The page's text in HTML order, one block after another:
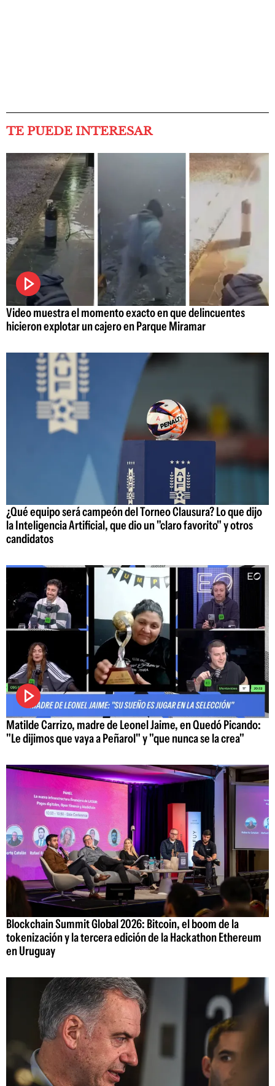
TE PUEDE INTERESAR
Video muestra el momento exacto en que delincuentes
hicieron explotar un cajero en Parque Miramar
¿Qué equipo será campeón del Torneo Clausura? Lo que dijo
la Inteligencia Artificial, que dio un "claro favorito" y otros
candidatos
Matilde Carrizo, madre de Leonel Jaime, en Quedó Picando:
"Le dijimos que vaya a Peñarol" y "que nunca se la crea"
Blockchain Summit Global 2026: Bitcoin, el boom de la
tokenización y la tercera edición de la Hackathon Ethereum
en Uruguay